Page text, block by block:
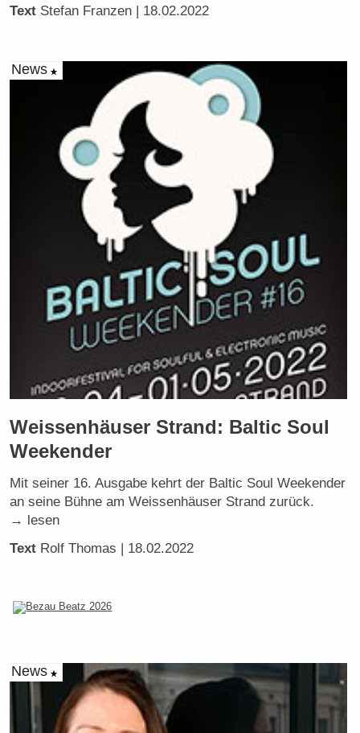
Text Stefan Franzen | 18.02.2022
News
Weissenhäuser Strand: Baltic Soul
Weekender
Mit seiner 16. Ausgabe kehrt der Baltic Soul Weekender
an seine Bühne am Weissenhäuser Strand zurück.
→ lesen
Text Rolf Thomas | 18.02.2022
News